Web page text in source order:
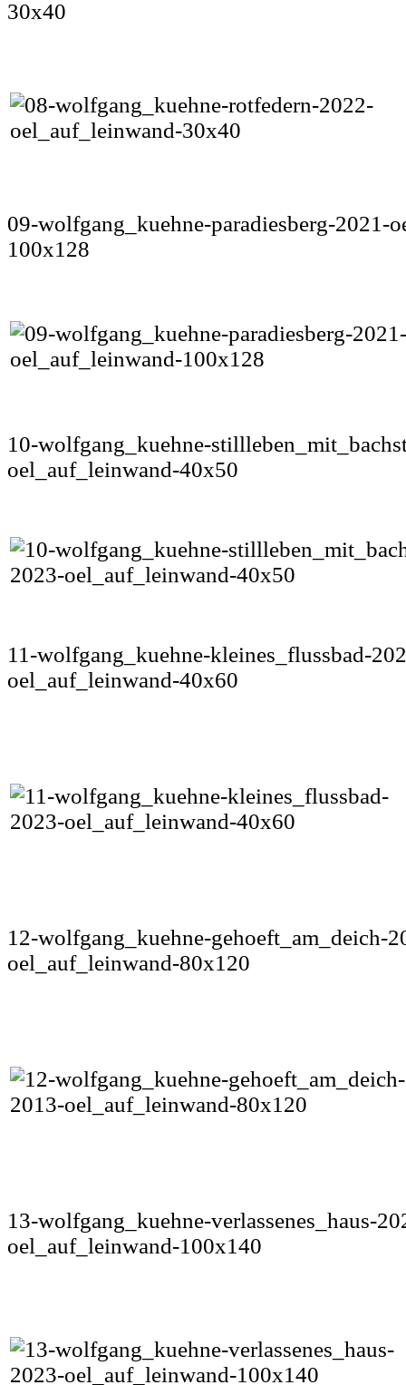
30x40
09-wolfgang_kuehne-paradiesberg-2021-
100x128
10-wolfgang_kuehne-
oel_auf_leinwand-40x50
11-wolfgang_kuehne-kleines_flussbad-
oel_auf_leinwand-40x60
12-wolfgang_kuehne-gehoeft_am_deich-
oel_auf_leinwand-80x120
13-wolfgang_kuehne-verlassenes_haus-
oel_auf_leinwand-100x140